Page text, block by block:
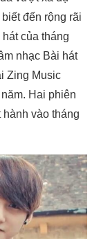
đến rộng rãi
của tháng
nhạc Bài hát
Zing Music
Hai phiên
vào tháng